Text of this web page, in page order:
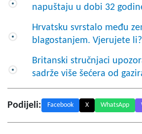
napuštaju u dobi 32
Hrvatsku svrstalo među
blagostanjem. Vjerujete li?
Britanski stručnjaci
sadrže više šećera od
Podijeli: Facebook X WhatsApp